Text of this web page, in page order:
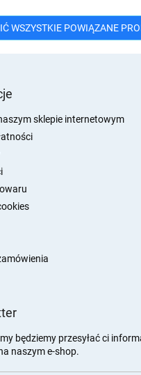
WSZYSTKIE POWIĄZANE
sklepie internetowym
będziemy przesyłać ci
naszym e-shop.